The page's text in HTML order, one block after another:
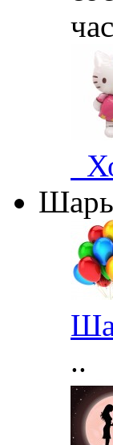
..